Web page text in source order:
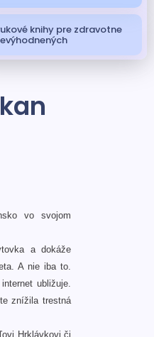
vo svojom
a dokáže
A nie iba to.
ubližuje.
znížila trestná
Hrklávkovi či
knihy pre zdravotne